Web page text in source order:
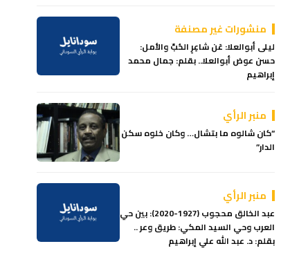
منشورات غير مصنفة
ليلى أبوالعلا: عَن شاعِرِ الحُبِّ والأمل:
حسن عوض أبوالعلا.. بقلم: جمال محمد
إبراهيم
منبر الرأي
“كان شالوه ما بتشال… وكان خلوه سكن
الدار”
منبر الرأي
عبد الخالق محجوب (1927-2020): بين حي
العرب وحي السيد المكي: طريق وعر ..
بقلم: د. عبد الله علي إبراهيم